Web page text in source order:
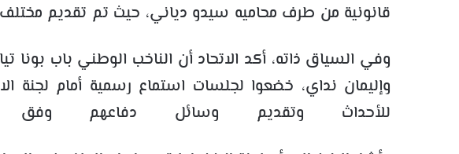
قانونية من طرف محاميه سيدو دياني، حيث تم تقديم مختلف
وفي السياق ذاته، أكد الاتحاد أن الناخب الوطني باب بونا
وإليمان نداي، خضعوا لجلسات استماع رسمية أمام لجنة
للأحداث وتقديم وسائل دفاعهم وفق